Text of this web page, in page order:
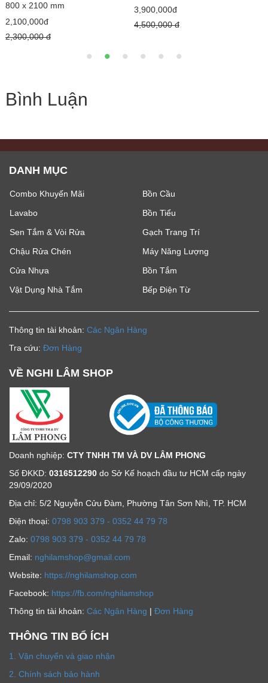
800 x 2100 mm
2,100,000đ
2,300,000 đ
3,900,000đ
4,500,000 đ
Bình Luận
DANH MỤC
Combo Khuyến Mãi
Bồn Cầu
Lavabo
Bồn Tiểu
Sen Tắm & Vòi Rửa
Gạch Trang Trí
Chậu Rửa Chén
Máy Năng Lượng
Cửa Nhựa
Bồn Tắm
Vật Dụng Nhà Tắm
Bếp Điện Từ
Thông tin tài khoản: Các Ngân Hàng
Tra cứu: Đơn Hàng
VỀ NGHI LÂM SHOP
Doanh nghiệp: CTY TNHH TM VÀ DV LÂM PHONG
Số ĐKKD: 0316512290 do Sở Kế hoạch đầu tư HCM cấp ngày
29/09/2020
Địa chỉ: 5/2 Nguyễn Cửu Đàm, Phường Tân Sơn Nhì, TP. HCM
Ðiện thoại: 0798 903 379 - 0352 44 79 78
Zalo: 0798 903 379 - 0352 44 79 78
Email: nghilamshop@gmail.com
Website: https://nghilamshop.com
Facebook: https://fb.com/nghilamshop
Thông tin tài khoản: Các Ngân Hàng | Đơn Hàng
THÔNG TIN BỔ ÍCH
1. Vận chuyển và giao nhận
2. Chính sách bảo hành